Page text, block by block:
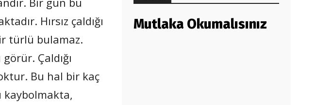
Hırsız çaldığı
türlü bulamaz.
Çaldığı
Bu hal bir kaç
kaybolmakta,
Mutlaka Okumalısınız